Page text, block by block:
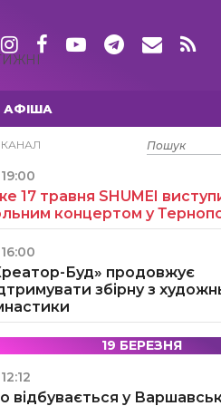
АФІША
15 ТРАВНЯ
19:00
17 травня SHUMEI
концертом у
16:00
Буд» продовжує
збірну з
19 БЕРЕЗНЯ
12:12
відбувається у